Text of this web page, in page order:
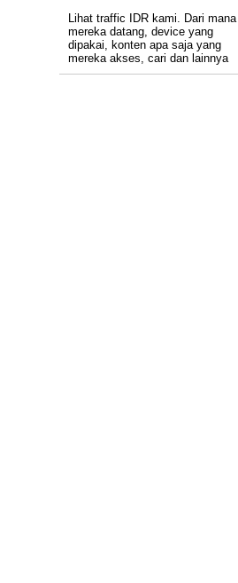
Lihat traffic IDR kami. Dari mana
mereka datang, device yang
dipakai, konten apa saja yang
mereka akses, cari dan lainnya